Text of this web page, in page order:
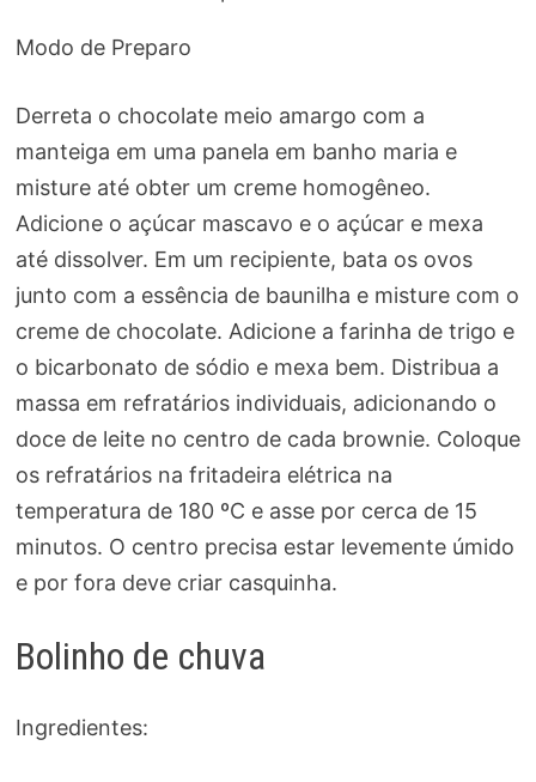
Modo de Preparo
Derreta o chocolate meio amargo com a
manteiga em uma panela em banho maria e
misture até obter um creme homogêneo.
Adicione o açúcar mascavo e o açúcar e mexa
até dissolver. Em um recipiente, bata os ovos
junto com a essência de baunilha e misture com o
creme de chocolate. Adicione a farinha de trigo e
o bicarbonato de sódio e mexa bem. Distribua a
massa em refratários individuais, adicionando o
doce de leite no centro de cada brownie. Coloque
os refratários na fritadeira elétrica na
temperatura de 180 ºC e asse por cerca de 15
minutos. O centro precisa estar levemente úmido
e por fora deve criar casquinha.
Bolinho de chuva
Ingredientes: